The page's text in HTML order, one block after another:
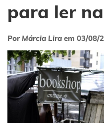
para ler
Por Márcia Lira em 03/08/